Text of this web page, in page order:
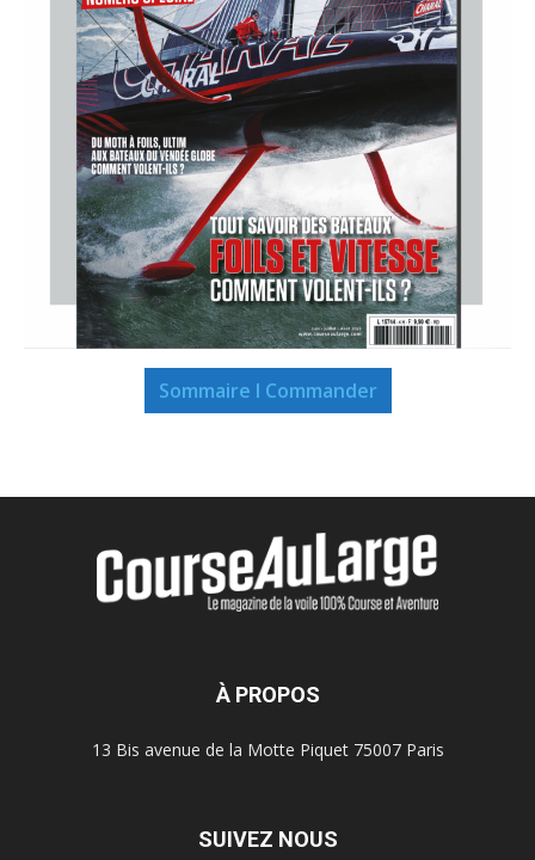
Sommaire I Commander
À PROPOS
13 Bis avenue de la Motte Piquet 75007 Paris
SUIVEZ NOUS